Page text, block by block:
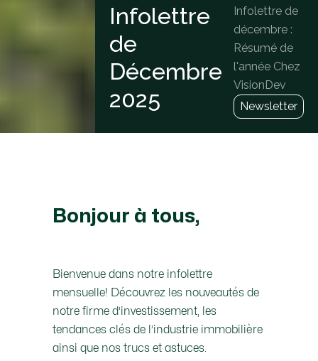
Infolettre
de
Décembre
2025
Infolettre de
décembre :
Résumé de
l'année Chez
VisionDev
Newsletter
Bonjour à tous,
Bienvenue dans notre infolettre
mensuelle! Découvrez les nouveautés de
notre firme d’investissement, les
tendances clés de l’industrie immobilière
ainsi que nos trucs et astuces.